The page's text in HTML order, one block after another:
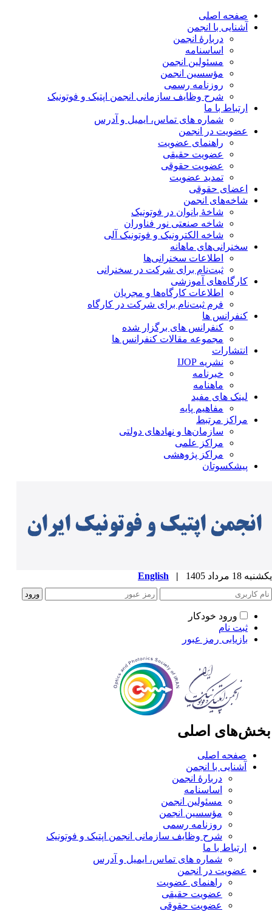
صفحه اصلی
آشنایی با انجمن
دربارۀ انجمن
اساسنامه
مسئولین انجمن
مؤسسین انجمن
روزنامه رسمی
شرح وظایف سازمانی انجمن اپتیک و فوتونیک
ارتباط با ما
شماره های تماس، ایمیل و آدرس
عضویت در انجمن
راهنمای عضویت
عضویت حقیقی
عضویت حقوقی
تمدید عضویت
اعضای حقوقی
شاخه‌های انجمن
شاخۀ بانوان در فوتونیک
شاخه صنعتی نور فناوران
شاخه‌ الکترونیک و فوتونیک آلی
سخنرانی‌های ماهانه
اطلاعات سخنرانی‌‌ها
ثبت‌نام برای شرکت در سخنرانی
کارگاه‌های آموزشی
اطلاعات کارگاه‌ها و مجریان
فرم ثبت‌نام برای شرکت در کارگاه
کنفرانس ها
کنفرانس های برگزار شده
مجموعه مقالات کنفرانس ها
انتشارات
نشریه IJOP
خبرنامه
ماهنامه
لینک های مفید
مفاهیم پایه
مراکز مرتبط
سازمان‌ها و نهادهای دولتی
مراکز علمی
مراکز پژوهشی
پیشکسوتان
18 مرداد 1405 |
English
ورود خودکار
ثبت نام
بازیابی رمز عبور
اصلی
صفحه اصلی
آشنایی با انجمن
دربارۀ انجمن
اساسنامه
مسئولین انجمن
مؤسسین انجمن
روزنامه رسمی
شرح وظایف سازمانی انجمن اپتیک و فوتونیک
ارتباط با ما
شماره های تماس، ایمیل و آدرس
عضویت در انجمن
راهنمای عضویت
عضویت حقیقی
عضویت حقوقی